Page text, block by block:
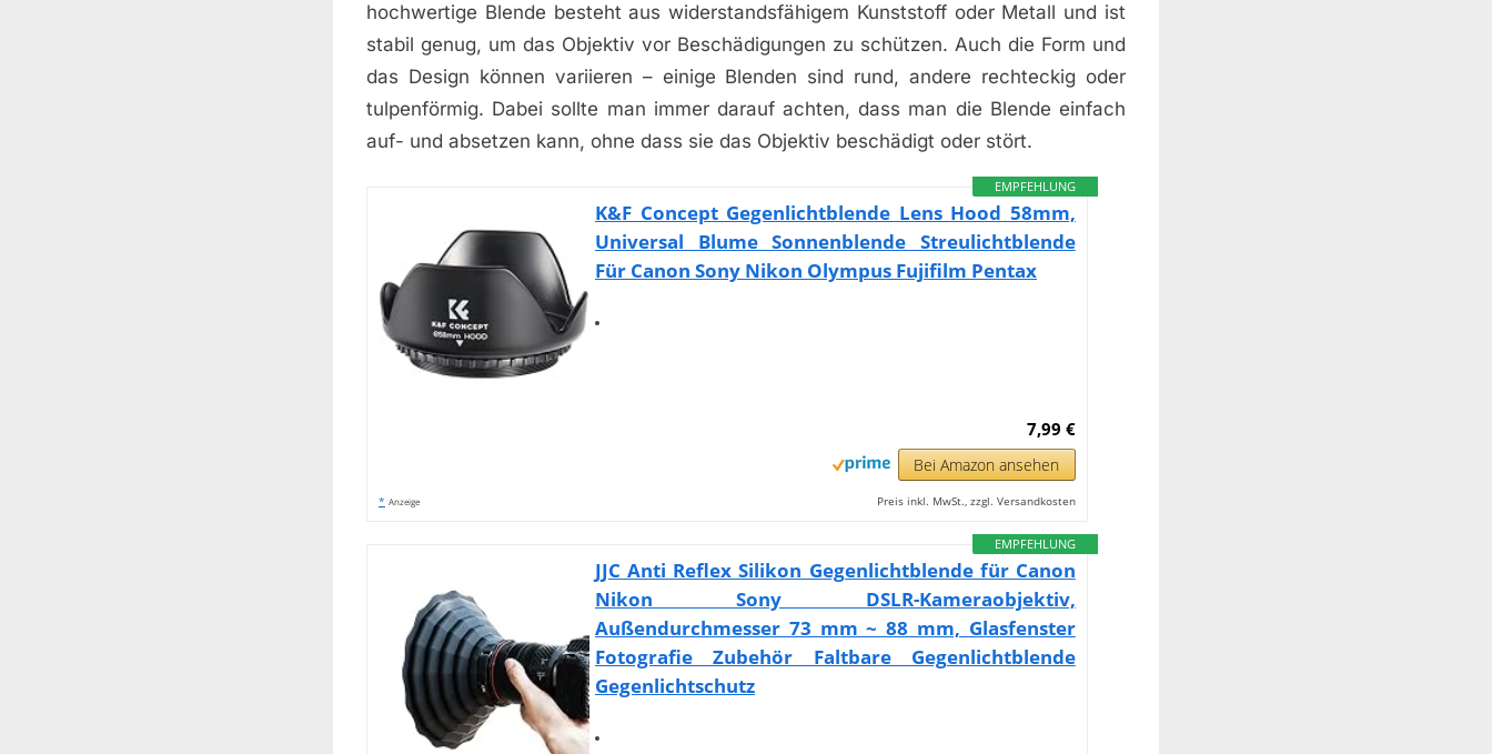
hochwertige Blende besteht aus widerstandsfähigem Kunststoff oder Metall und ist
stabil genug, um das Objektiv vor Beschädigungen zu schützen. Auch die Form und
das Design können variieren – einige Blenden sind rund, andere rechteckig oder
tulpenförmig. Dabei sollte man immer darauf achten, dass man die Blende einfach
auf- und absetzen kann, ohne dass sie das Objektiv beschädigt oder stört.
EMPFEHLUNG
K&F Concept Gegenlichtblende Lens Hood 58mm,
Universal Blume Sonnenblende Streulichtblende
Für Canon Sony Nikon Olympus Fujifilm Pentax
7,99 €
Bei Amazon ansehen
* Anzeige Preis inkl. MwSt., zzgl. Versandkosten
EMPFEHLUNG
JJC Anti Reflex Silikon Gegenlichtblende für Canon
Nikon Sony DSLR-Kameraobjektiv,
Außendurchmesser 73 mm ~ 88 mm, Glasfenster
Fotografie Zubehör Faltbare Gegenlichtblende
Gegenlichtschutz